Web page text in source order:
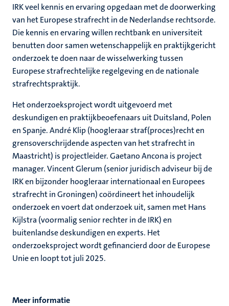
IRK veel kennis en ervaring opgedaan met de doorwerking
van het Europese strafrecht in de Nederlandse rechtsorde.
Die kennis en ervaring willen rechtbank en universiteit
benutten door samen wetenschappelijk en praktijkgericht
onderzoek te doen naar de wisselwerking tussen
Europese strafrechtelijke regelgeving en de nationale
strafrechtspraktijk.
Het onderzoeksproject wordt uitgevoerd met
deskundigen en praktijkbeoefenaars uit Duitsland, Polen
en Spanje. André Klip (hoogleraar straf(proces)recht en
grensoverschrijdende aspecten van het strafrecht in
Maastricht) is projectleider. Gaetano Ancona is project
manager. Vincent Glerum (senior juridisch adviseur bij de
IRK en bijzonder hoogleraar internationaal en Europees
strafrecht in Groningen) coördineert het inhoudelijk
onderzoek en voert dat onderzoek uit, samen met Hans
Kijlstra (voormalig senior rechter in de IRK) en
buitenlandse deskundigen en experts. Het
onderzoeksproject wordt gefinancierd door de Europese
Unie en loopt tot juli 2025.
Meer informatie